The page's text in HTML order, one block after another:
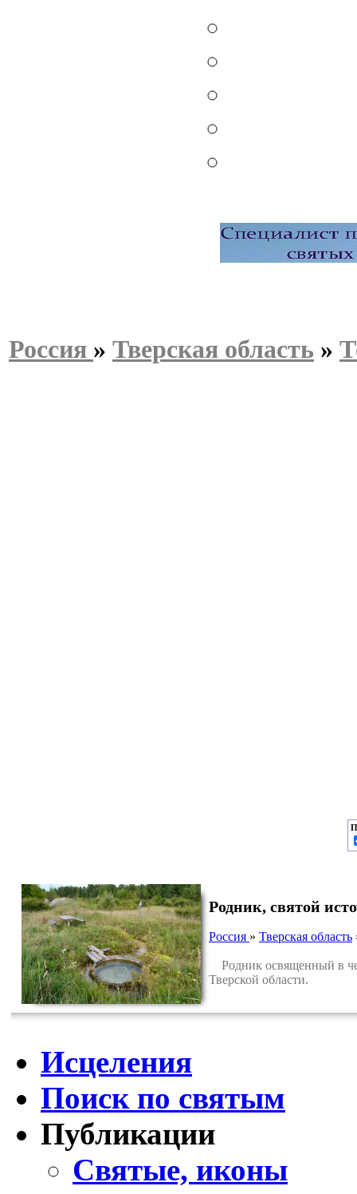
Россия » Тверская область »
Родник, святой
Россия » Тверская область
Родник освященный в
Тверской области.
Исцеления
Поиск по святым
Публикации
Святые, иконы